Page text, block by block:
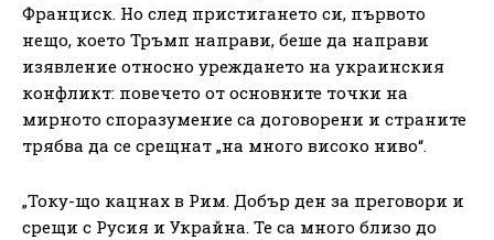
Франциск. Но след пристигането си, първото
нещо, което Тръмп направи, беше да направи
изявление относно уреждането на украинския
конфликт: повечето от основните точки на
мирното споразумение са договорени и страните
трябва да се срещнат „на много високо ниво“.
„Току-що кацнах в Рим. Добър ден за преговори и
срещи с Русия и Украйна. Те са много близо до